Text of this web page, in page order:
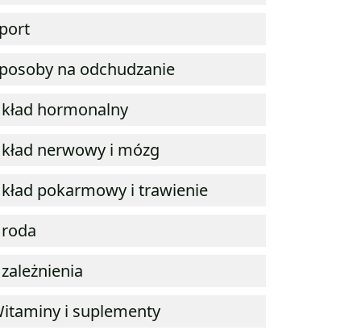
na odchudzanie
hormonalny
nerwowy i mózg
pokarmowy i trawienie
i suplementy